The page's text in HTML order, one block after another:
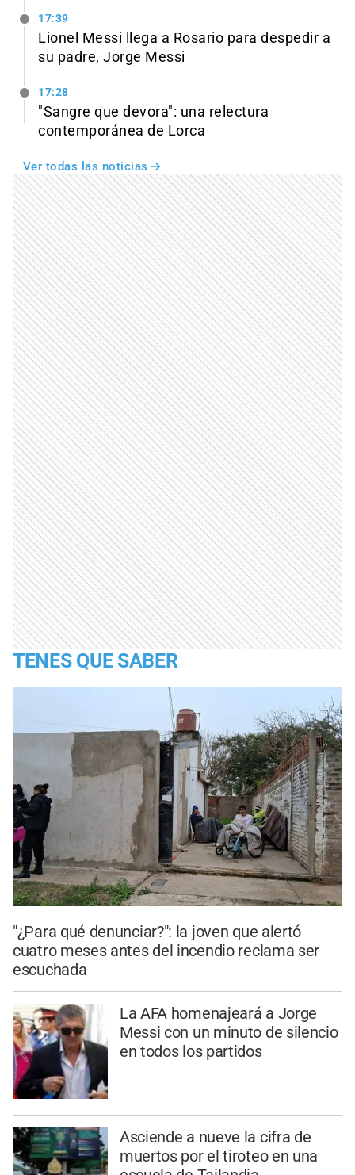
17:39
Lionel Messi llega a Rosario para despedir a
su padre, Jorge Messi
17:28
"Sangre que devora": una relectura
contemporánea de Lorca
Ver todas las noticias
TENES QUE SABER
"¿Para qué denunciar?": la joven que alertó
cuatro meses antes del incendio reclama ser
escuchada
La AFA homenajeará a Jorge
Messi con un minuto de silencio
en todos los partidos
Asciende a nueve la cifra de
muertos por el tiroteo en una